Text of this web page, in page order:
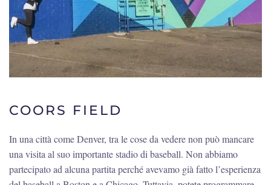
COORS FIELD
In una città come Denver, tra le cose da vedere non può mancare
una visita al suo importante stadio di baseball. Non abbiamo
partecipato ad alcuna partita perché avevamo già fatto l’esperienza